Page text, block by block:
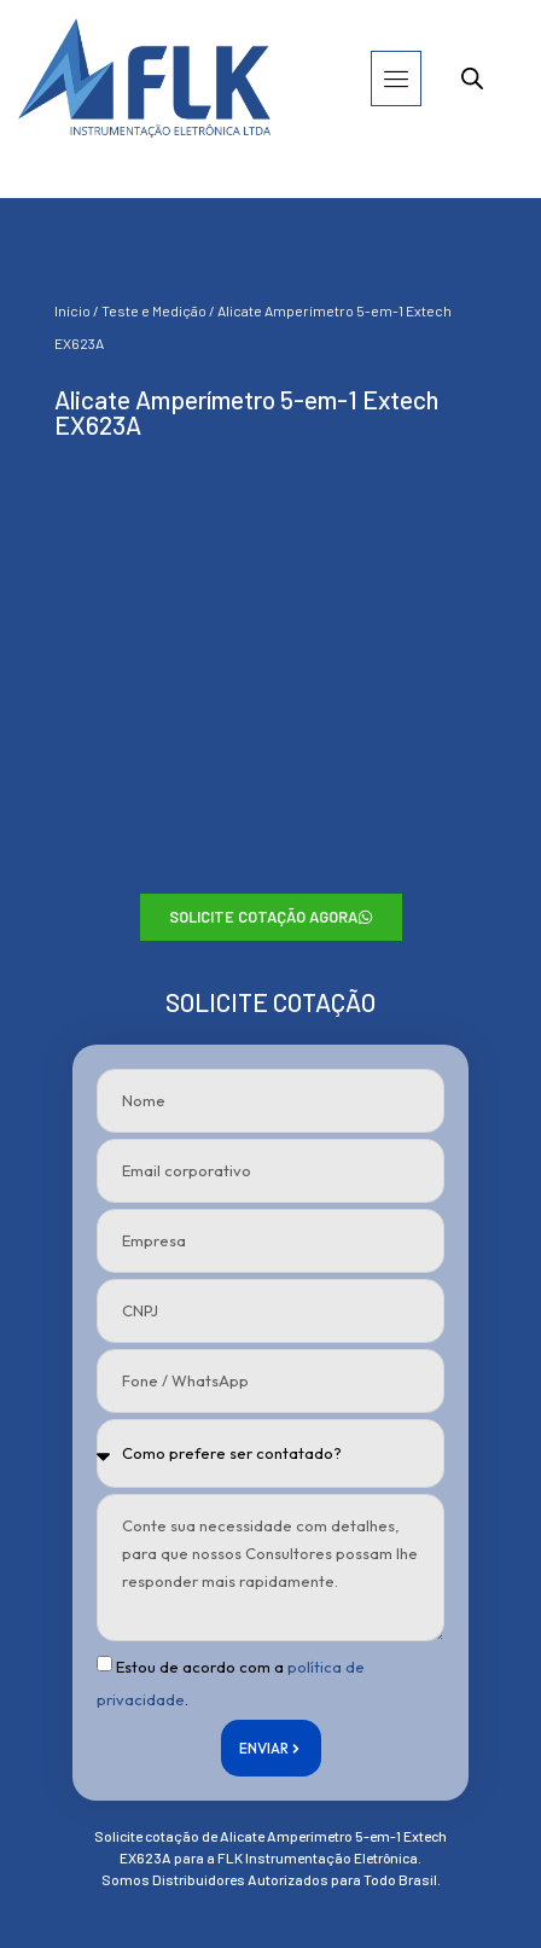
Início / Teste e Medição / Alicate Amperímetro 5-em-1 Extech
EX623A
Alicate Amperímetro 5-em-1 Extech
EX623A
SOLICITE COTAÇÃO AGORA
SOLICITE COTAÇÃO
Estou de acordo com a política de
privacidade
ENVIAR
Solicite cotação de Alicate Amperímetro 5-em-1 Extech
EX623A para a FLK Instrumentação Eletrônica.
Somos Distribuidores Autorizados para Todo Brasil.